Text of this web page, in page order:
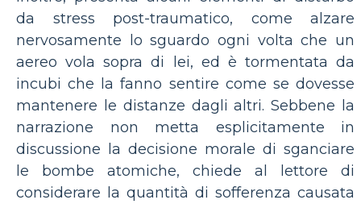
da stress post-traumatico, come alzare
nervosamente lo sguardo ogni volta che un
aereo vola sopra di lei, ed è tormentata da
incubi che la fanno sentire come se dovesse
mantenere le distanze dagli altri. Sebbene la
narrazione non metta esplicitamente in
discussione la decisione morale di sganciare
le bombe atomiche, chiede al lettore di
considerare la quantità di sofferenza causata